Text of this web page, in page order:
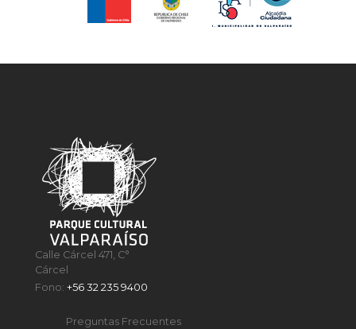
Calle Cárcel 471, C°
Cárcel
Fono:+56 32 235 9400
Preguntas Frecuentes